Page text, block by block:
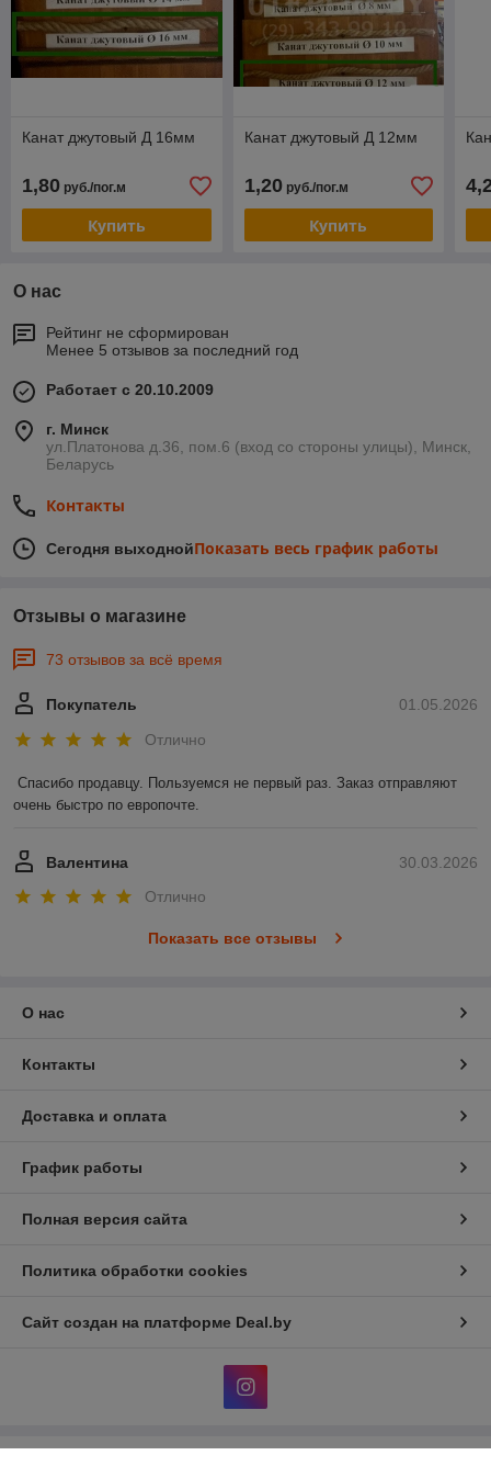
Канат джутовый Д 16мм
1,80 руб./пог.м
Купить
Канат джутовый Д 12мм
1,20руб./пог.м
Купить
О нас
Рейтинг не сформирован
Менее 5 отзывов за последний год
Работает с 20.10.2009
г. Минск
ул.Платонова д.36, пом.6 (вход со стороны улицы), Минск,
Беларусь
Контакты
Сегодня выходнойПоказать весь график работы
Отзывы о магазине
73 отзывов за всё время
01.05.2026
Покупатель
Отлично
Спасибо продавцу. Пользуемся не первый раз. Заказ отправляют
очень быстро по европочте.
30.03.2026
Валентина
Отлично
Показать все отзывы
О нас
Контакты
Доставка и оплата
График работы
Полная версия сайта
Политика обработки cookies
Сайт создан на платформе Deal.by